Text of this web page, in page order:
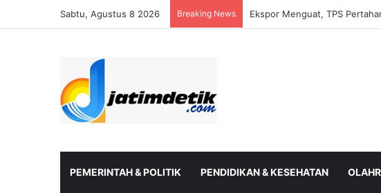
Sabtu, Agustus 8 2026 Breaking News DJP Jatim Gandeng GP
PEMERINTAH & POLITIK PENDIDIKAN & KESEHATAN